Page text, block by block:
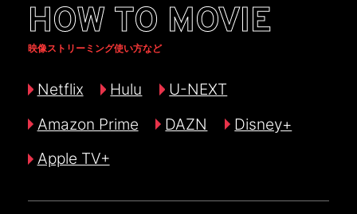
HOW TO MOVIE
映像ストリーミング使い方など
Netflix Hulu
U-NEXT
Amazon Prime
DAZN
Disney+
Apple TV+